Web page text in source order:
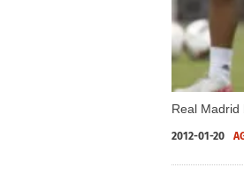
Real Madrid
2012-01-20